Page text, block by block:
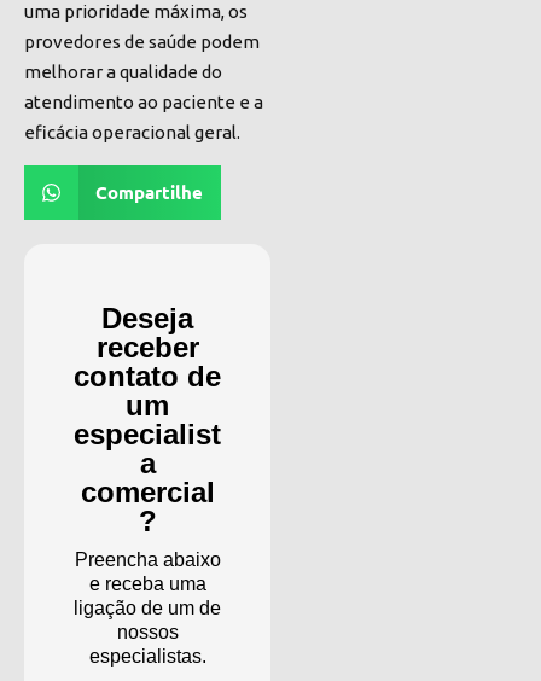
uma prioridade máxima, os
provedores de saúde podem
melhorar a qualidade do
atendimento ao paciente e a
eficácia operacional geral.
Compartilhe
Deseja
receber
contato de
um
especialist
a
comercial
?
Preencha abaixo
e receba uma
ligação de um de
nossos
especialistas.